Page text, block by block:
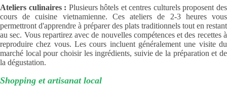
Ateliers culinaires : Plusieurs hôtels et centres culturels proposent des
cours de cuisine vietnamienne. Ces ateliers de 2-3 heures vous
permettront d'apprendre à préparer des plats traditionnels tout en restant
au sec. Vous repartirez avec de nouvelles compétences et des recettes à
reproduire chez vous. Les cours incluent généralement une visite du
marché local pour choisir les ingrédients, suivie de la préparation et de
la dégustation.
Shopping et artisanat local